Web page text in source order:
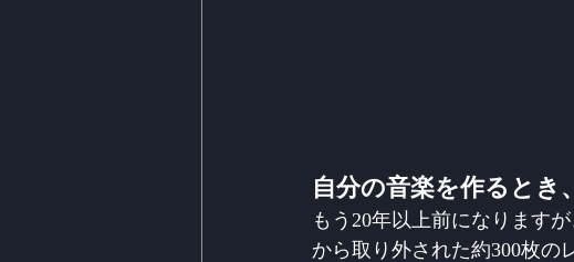
自分の音楽を作ると
もう20年以上前になります
から取り外された約300枚の